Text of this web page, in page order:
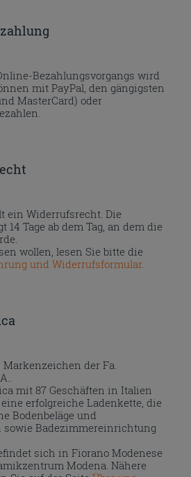
Bezahlungsvorgangs wird
mit PayPal, den gängigsten
MasterCard) oder
ein Widerrufsrecht. Die
Tage ab dem Tag, an dem die
wollen, lesen Sie bitte die
und Widerrufsformular.
der Fa.
mit 87 Geschäften in Italien
erfolgreiche Ladenkette, die
Bodenbeläge und
sowie Badezimmereinrichtung
sich in Fiorano Modenese
Modena. Nähere